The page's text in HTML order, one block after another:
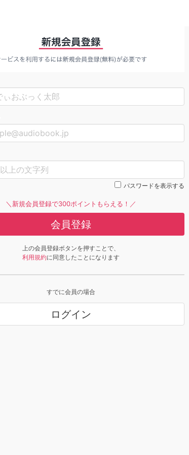
パスワードを表示する
＼新規会員登録で300ポイントもらえる！／
会員登録
上の会員登録ボタンを押すことで、
利用規約に同意したことになります
すでに会員の場合
ログイン